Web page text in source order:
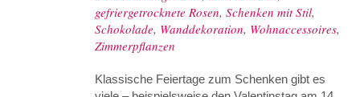
gefriergetrocknete Rosen, Schenken mit Stil,
Schokolade, Wanddekoration, Wohnaccessoires,
Zimmerpflanzen
Klassische Feiertage zum Schenken gibt es